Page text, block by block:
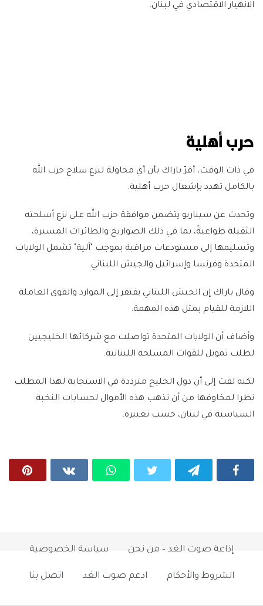
الانهيار الاقتصادي في لبنان.
حرب أهلية
في ذات الوقت، أقرّ باراك بأن أي محاولة لنزع سلاح حزب الله
بالكامل تهدد بإشعال حرب أهلية.
وتحدث عن سيناريو يتضمن موافقة حزب الله على نزع أسلحته
الثقيلة طواعيةً، بما في ذلك الصواريخ والطائرات المسيرة،
وتسليمها إلى مستودعات مراقبة بموجب "آلية" تشمل الولايات
المتحدة وفرنسا وإسرائيل والجيش اللبناني.
وقال باراك إن الجيش اللبناني يفتقر إلى الموارد والقوى العاملة
اللازمة للقيام بمثل هذه المهمة.
وأضاف أن الولايات المتحدة تواصلت مع شركائها الخليجيين
لطلب تمويل للقوات المسلحة اللبنانية.
لكنه لفت إلى أن دول الخليج مترددة في الاستجابة لهذا المطلب
نظرا لمخاوفها من أن تذهب هذه الأموال لحسابات النخبة
السياسية في لبنان، حسب تعبيره.
إذاعة صوت الغد – من نحن سياسة الخصوصية
الشروط والأحكام ادعم صوت الغد اتصل بنا